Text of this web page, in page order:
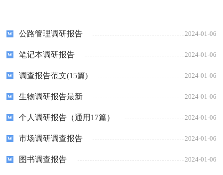
公路管理调研报告 2024-01-06
笔记本调研报告 2024-01-06
调查报告范文(15篇) 2024-01-06
生物调研报告最新 2024-01-06
个人调研报告（通用17篇） 2024-01-06
市场调研调查报告 2024-01-06
图书调查报告 2024-01-06